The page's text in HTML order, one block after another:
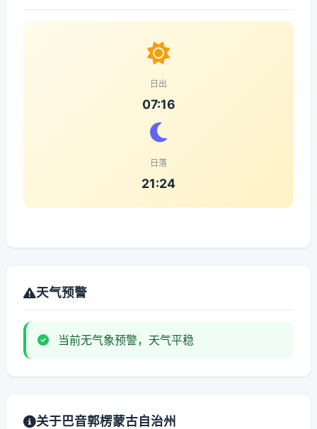
日出
07:16
日落
21:24
天气预警
当前无气象预警，天气平稳
关于巴音郭楞蒙古自治州